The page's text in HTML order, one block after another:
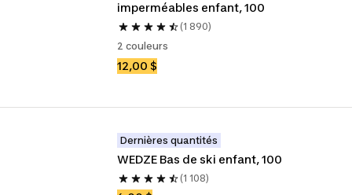
imperméables enfant, 100
(1 890)
2 couleurs
12,00 $
Dernières quantités
WEDZE Bas de ski enfant, 100
(1 108)